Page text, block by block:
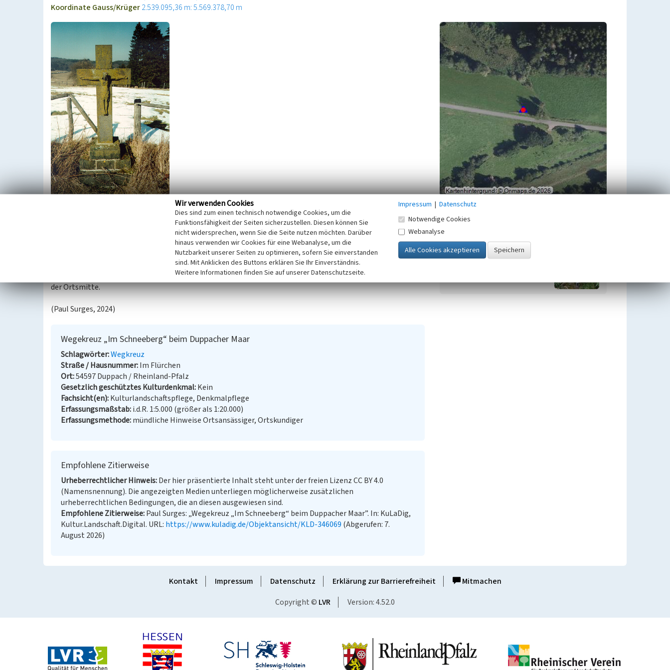
Koordinate Gauss/Krüger2.539.095,36 m: 5.569.378,70 m
Dieses Basalt-Kreuz ist ebenfalls ein Grabkreuz (Lehrer Familie Dohm / Erster Lehrer des Dorfes) vom
Duppacher Friedhof und wurde von Eberhard Schmitz aufgestellt. An dieser Stelle standen schon mehrere
Holzkreuze, die mit den Jahren zerfielen. So wurde das erste bekannte Holzkreuz von Heinrich Fischbach,
Stellmacher in Duppach, errichtet, und später durch ein neues Holzkreuz von Matthias Weber ersetzt. Es soll
an die Sage über die Erbauung der ersten Kirche in Duppach erinnern, wonach an dieser Stelle die Kirche
entstehen sollte. Als nun die Baumaterialien immer wieder in der Nacht vom Berg in den Ort zurück
wanderten, sah man das als einen Fingerzeig Gottes an und erbaute die erste Kirche beim jetzigen Friedhof in
der Ortsmitte.
(Paul Surges, 2024)
Wegekreuz „Im Schneeberg“ beim Duppacher Maar
Schlagwörter Wegkreuz
Straße / Hausnummer Im Flürchen
Ort 54597 Duppach / Rheinland-Pfalz
Gesetzlich geschütztes Kulturdenkmal Kein
Fachsicht(en) Kulturlandschaftspflege, Denkmalpflege
Erfassungsmaßstab i.d.R. 1:5.000 (größer als 1:20.000)
Erfassungsmethode mündliche Hinweise Ortsansässiger, Ortskundiger
Empfohlene Zitierweise
Urheberrechtlicher Hinweis Der hier präsentierte Inhalt steht unter der freien Lizenz CC BY 4.0
(Namensnennung). Die angezeigten Medien unterliegen möglicherweise zusätzlichen
urheberrechtlichen Bedingungen, die an diesen ausgewiesen sind.
Empfohlene Zitierweise Paul Surges: „Wegekreuz „Im Schneeberg“ beim Duppacher Maar”. In: KuLaDig,
Kultur.Landschaft.Digital. URL: https://www.kuladig.de/Objektansicht/KLD-346069 (Abgerufen: 7.
August 2026)
Zugehörig zu
Kulturlandschaft Eifel
Kontakt Impressum Datenschutz Erklärung zur Barrierefreiheit
Mitmachen
Copyright © LVR Version: 4.52.0
Wir verwenden Cookies
Dies sind zum einen technisch notwendige Cookies, um die
Funktionsfähigkeit der Seiten sicherzustellen. Diesen können Sie
nicht widersprechen, wenn Sie die Seite nutzen möchten. Darüber
hinaus verwenden wir Cookies für eine Webanalyse, um die
Nutzbarkeit unserer Seiten zu optimieren, sofern Sie einverstanden
sind. Mit Anklicken des Buttons erklären Sie Ihr Einverständnis.
Weitere Informationen finden Sie auf unserer Datenschutzseite.
Impressum | Datenschutz
Notwendige Cookies
Webanalyse